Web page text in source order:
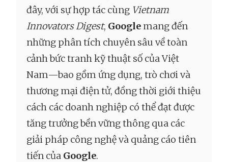
đây, với sự hợp tác cùng Vietnam
Innovators Digest, Google mang đến
những phân tích chuyên sâu về toàn
cảnh bức tranh kỹ thuật số của Việt
Nam—bao gồm ứng dụng, trò chơi và
thương mại điện tử, đồng thời giới thiệu
cách các doanh nghiệp có thể đạt được
tăng trưởng bền vững thông qua các
giải pháp công nghệ và quảng cáo tiên
tiến của Google.